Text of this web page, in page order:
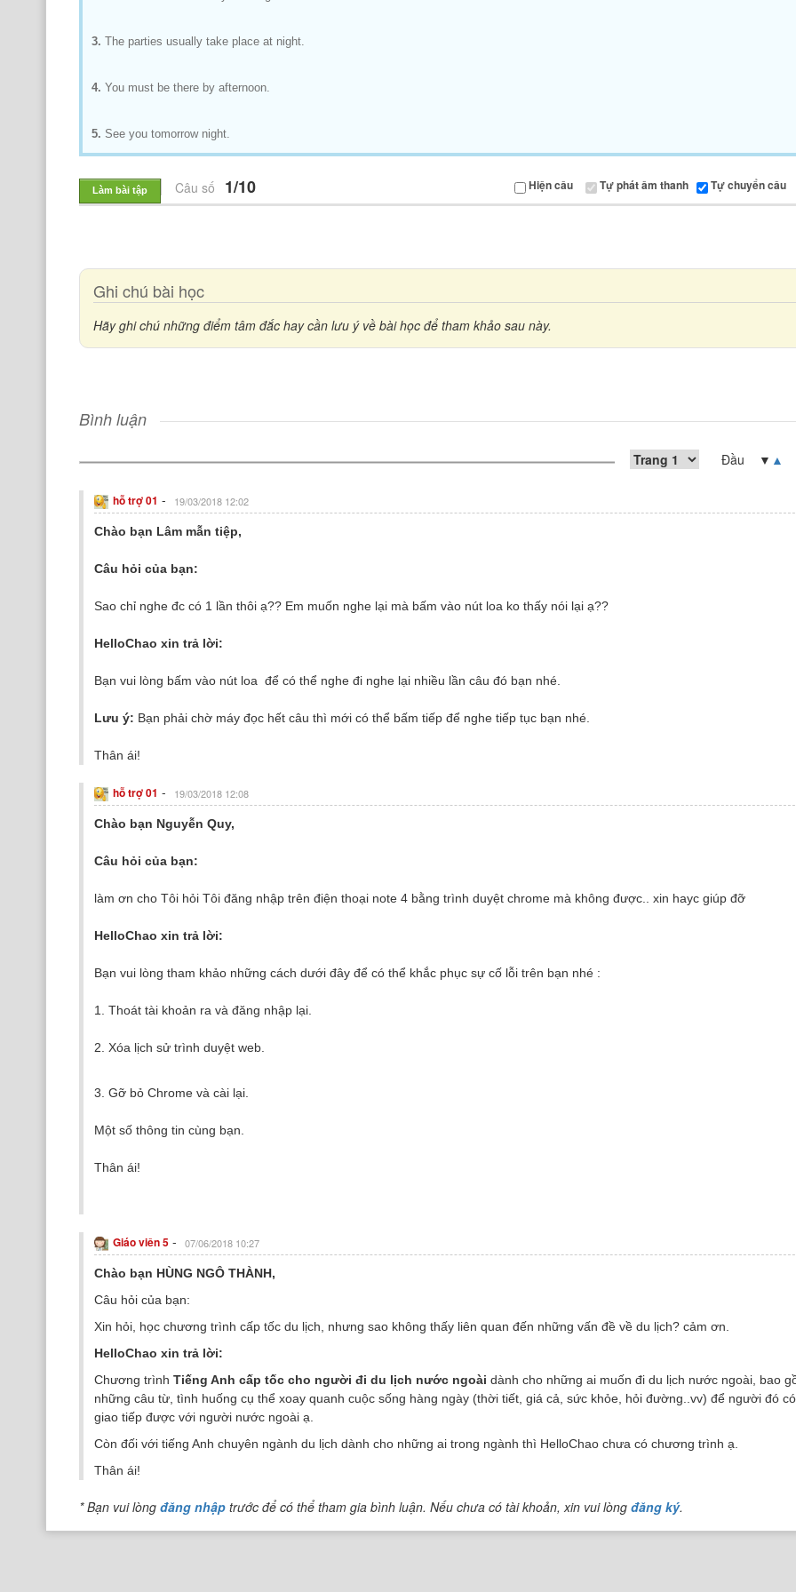
3. The parties usually take place at night.
4. You must be there by afternoon.
5. See you tomorrow night.
Làm bài tập Câu số 1/10 Tự chuyển câu
Tự phát âm thanh
Hiện câu
Ghi chú bài học
Hãy ghi chú những điểm tâm đắc hay cần lưu ý về bài học để tham khảo sau này.
Bình luận
Đầu ▼ ▲
hỗ trợ 01 - 19/03/2018 12:02
Chào bạn Lâm mẫn tiệp,
Câu hỏi của bạn:
Sao chỉ nghe đc có 1 lần thôi ạ?? Em muốn nghe lại mà bấm vào nút loa ko thấy nói lại ạ??
HelloChao xin trả lời:
Bạn vui lòng bấm vào nút loa để có thể nghe đi nghe lại nhiều lần câu đó bạn nhé.
Lưu ý: Bạn phải chờ máy đọc hết câu thì mới có thể bấm tiếp để nghe tiếp tục bạn nhé.
Thân ái!
hỗ trợ 01 - 19/03/2018 12:08
Chào bạn Nguyễn Quy,
Câu hỏi của bạn:
làm ơn cho Tôi hỏi Tôi đăng nhập trên điện thoại note 4 bằng trình duyệt chrome mà không được.. xin hayc giúp đỡ
HelloChao xin trả lời:
Bạn vui lòng tham khảo những cách dưới đây để có thể khắc phục sự cố lỗi trên bạn nhé :
1. Thoát tài khoản ra và đăng nhập lại.
2. Xóa lịch sử trình duyệt web.
3. Gỡ bỏ Chrome và cài lại.
Một số thông tin cùng bạn.
Thân ái!
Giáo viên 5 - 07/06/2018 10:27
Chào bạn HÙNG NGÔ THÀNH,
Câu hỏi của bạn:
Xin hỏi, học chương trình cấp tốc du lịch, nhưng sao không thấy liên quan đến những vấn đề về du lịch? cảm ơn.
HelloChao xin trả lời:
Chương trìnhTiếng Anh cấp tốc cho người đi du lịch nước ngoàidành cho những ai muốn đi du lịch nước ngoài, bao
những câu từ, tình huống cụ thể xoay quanh cuộc sống hàng ngày (thời tiết, giá cả, sức khỏe, hỏi đường..vv) để người đó
giao tiếp được với người nước ngoài ạ.
Còn đối với tiếng Anh chuyên ngành du lịch dành cho những ai trong ngành thì HelloChao chưa có chương trình ạ.
Thân ái!
* Bạn vui lòngđăng nhập trước để có thể tham gia bình luận. Nếu chưa có tài khoản, xin vui lòngđăng ký.